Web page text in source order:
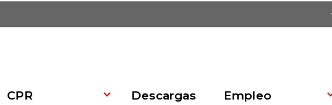
CPR Descargas Empleo